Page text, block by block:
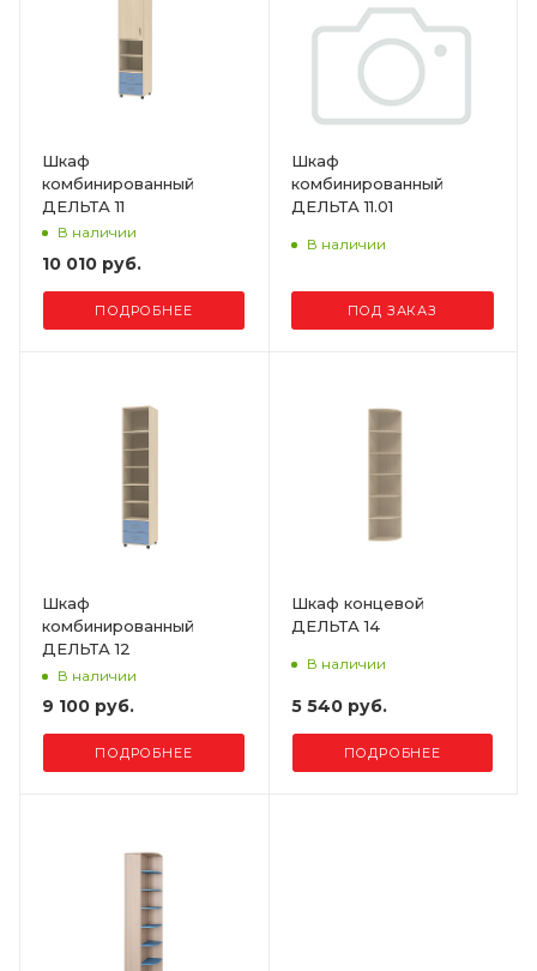
Шкаф
комбинированный
ДЕЛЬТА 11
В наличии
10 010 руб.
ПОДРОБНЕЕ
Шкаф
комбинированный
ДЕЛЬТА 11.01
В наличии
ПОД ЗАКАЗ
Шкаф
комбинированный
ДЕЛЬТА 12
В наличии
9 100 руб.
ПОДРОБНЕЕ
Шкаф концевой
ДЕЛЬТА 14
В наличии
5 540 руб.
ПОДРОБНЕЕ